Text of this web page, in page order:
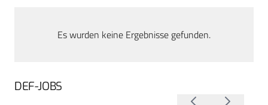
Es wurden keine Ergebnisse gefunden.
DEF-JOBS